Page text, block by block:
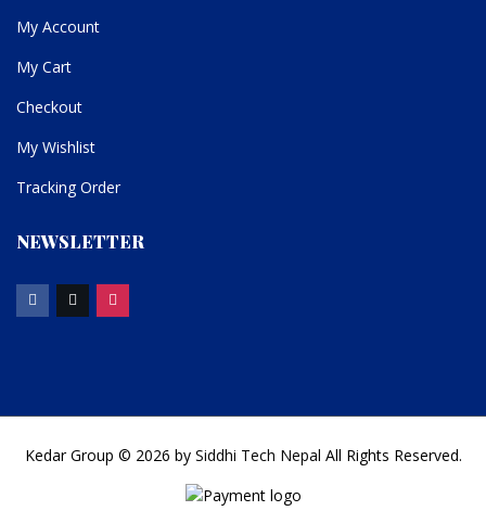
My Account
My Cart
Checkout
My Wishlist
Tracking Order
NEWSLETTER
Kedar Group © 2026 by Siddhi Tech Nepal All Rights Reserved.